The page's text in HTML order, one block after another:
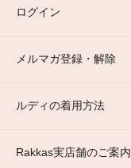
ログイン
メルマガ登録・解除
ルディの着用方法
Rakkas実店舗のご案内